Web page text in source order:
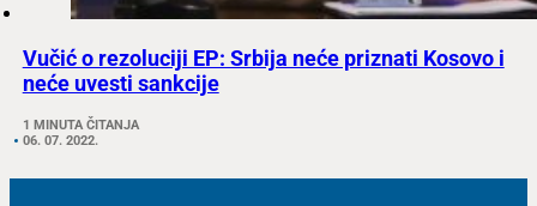
Vučić o rezoluciji EP: Srbija neće priznati Kosovo i
neće uvesti sankcije
1 MINUTA ČITANJA
06. 07. 2022.